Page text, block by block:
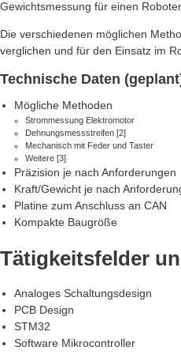
Gewichtsmessung für einen
Die verschiedenen möglichen
verglichen und für den Einsatz im
Technische Daten
Mögliche Methoden
Strommessung Elektromotor
Dehnungsmessstreifen [2]
Mechanisch mit Feder und Taster
Weitere [3]
Präzision je nach Anforderungen
Kraft/Gewicht je nach
Platine zum Anschluss an CAN
Kompakte Baugröße
Tätigkeitsfelder
Analoges Schaltungsdesign
PCB Design
STM32
Software Mikrocontroller